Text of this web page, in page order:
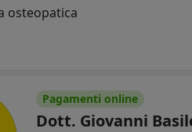
osteopatica
Pagamenti online
Dott. Giovanni